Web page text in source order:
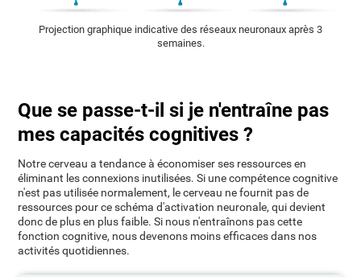
Projection graphique indicative des réseaux neuronaux après 3
semaines.
Que se passe-t-il si je n'entraîne pas
mes capacités cognitives ?
Notre cerveau a tendance à économiser ses ressources en
éliminant les connexions inutilisées. Si une compétence cognitive
n'est pas utilisée normalement, le cerveau ne fournit pas de
ressources pour ce schéma d'activation neuronale, qui devient
donc de plus en plus faible. Si nous n'entraînons pas cette
fonction cognitive, nous devenons moins efficaces dans nos
activités quotidiennes.